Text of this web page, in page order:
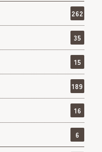
262
35
15
189
16
6